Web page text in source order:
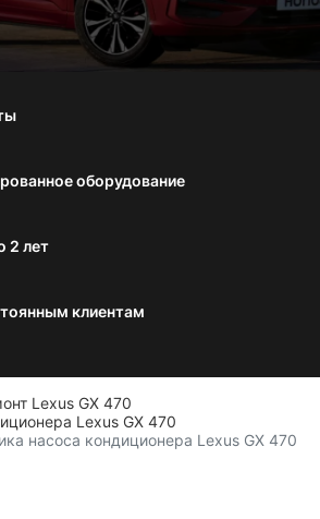
оборудование
2 лет
клиентам
Lexus GX 470
Lexus GX 470
насоса кондиционера Lexus GX 470